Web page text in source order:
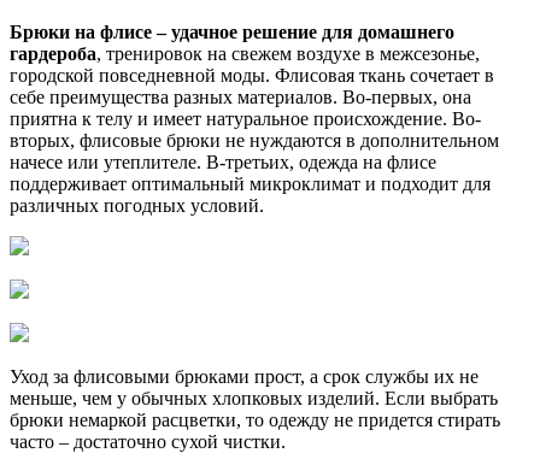
Брюки на флисе – удачное решение для домашнего
гардероба, тренировок на свежем воздухе в межсезонье,
городской повседневной моды. Флисовая ткань сочетает в
себе преимущества разных материалов. Во-первых, она
приятна к телу и имеет натуральное происхождение. Во-
вторых, флисовые брюки не нуждаются в дополнительном
начесе или утеплителе. В-третьих, одежда на флисе
поддерживает оптимальный микроклимат и подходит для
различных погодных условий.
Уход за флисовыми брюками прост, а срок службы их не
меньше, чем у обычных хлопковых изделий. Если выбрать
брюки немаркой расцветки, то одежду не придется стирать
часто – достаточно сухой чистки.